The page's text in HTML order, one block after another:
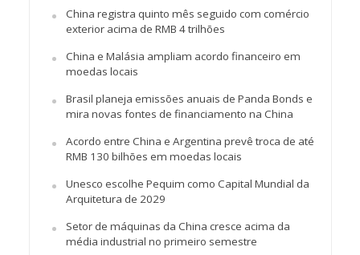
China registra quinto mês seguido com comércio
exterior acima de RMB 4 trilhões
China e Malásia ampliam acordo financeiro em
moedas locais
Brasil planeja emissões anuais de Panda Bonds e
mira novas fontes de financiamento na China
Acordo entre China e Argentina prevê troca de até
RMB 130 bilhões em moedas locais
Unesco escolhe Pequim como Capital Mundial da
Arquitetura de 2029
Setor de máquinas da China cresce acima da
média industrial no primeiro semestre